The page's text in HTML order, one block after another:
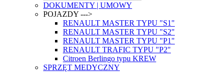
DOKUMENTY | UMOWY
POJAZDY --->
RENAULT MASTER TYPU "S1"
RENAULT MASTER TYPU "S2"
RENAULT MASTER TYPU "P1"
RENAULT TRAFIC TYPU "P2"
Citroen Berlingo typu KREW
SPRZĘT MEDYCZNY